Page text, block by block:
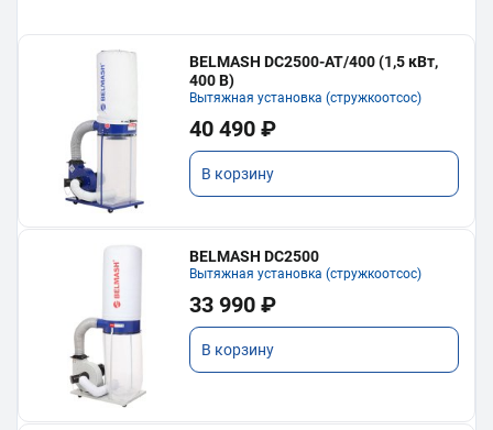
BELMASH DC2500-AT/400 (1,5 кВт,
400 В)
Вытяжная установка (стружкоотсос)
40 490 ₽
В корзину
BELMASH DC2500
Вытяжная установка (стружкоотсос)
33 990 ₽
В корзину